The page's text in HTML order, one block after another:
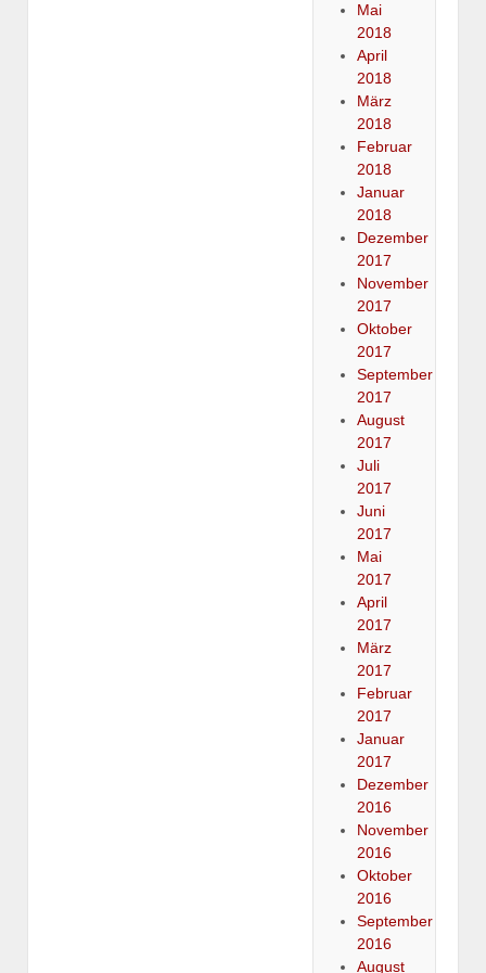
Mai
2018
April
2018
März
2018
Februar
2018
Januar
2018
Dezember
2017
November
2017
Oktober
2017
September
2017
August
2017
Juli
2017
Juni
2017
Mai
2017
April
2017
März
2017
Februar
2017
Januar
2017
Dezember
2016
November
2016
Oktober
2016
September
2016
August